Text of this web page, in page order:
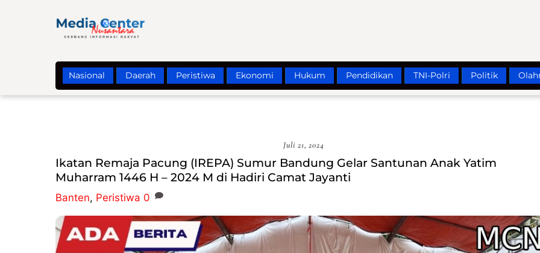
Nasional Daerah Peristiwa Ekonomi Hukum Pendidikan TNI-Polri Politik
Juli 21, 2024
Ikatan Remaja Pacung (IREPA) Sumur Bandung Gelar Santunan Anak Yatim
Muharram 1446 H – 2024 M di Hadiri Camat Jayanti
Banten, Peristiwa 0